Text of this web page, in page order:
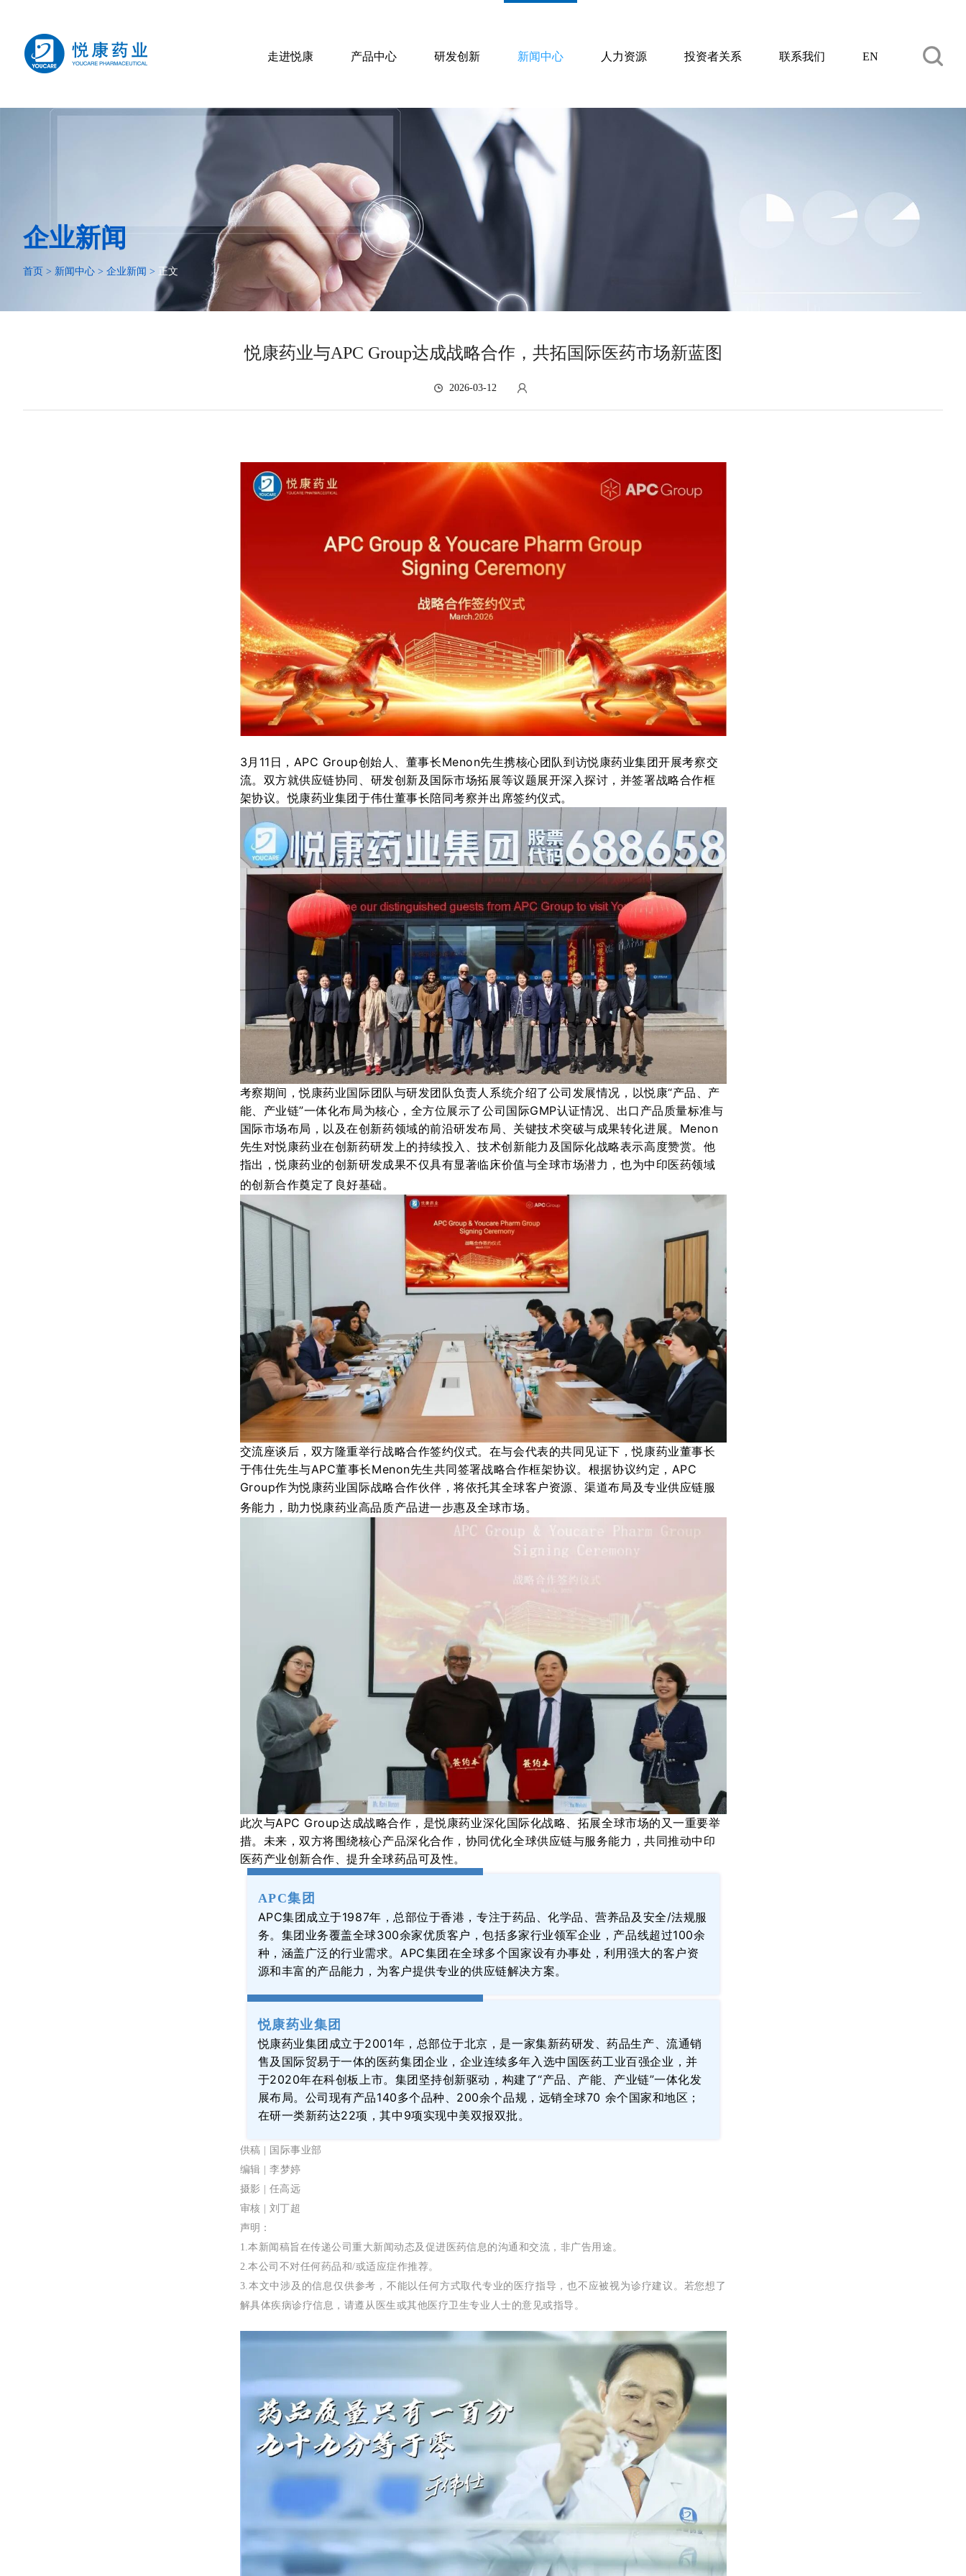
走进悦康 产品中心 研发创新 新闻中心 人力资源 投资者关系 联系我们 EN
企业新闻
首页 > 新闻中心 > 企业新闻 > 正文
悦康药业与APC Group达成战略合作，共拓国际医药市场新蓝图
2026-03-12
3月11日，APC Group创始人 董事长Menon先生携核心团队到访悦康药业集团开展考察交
流。 双方就供应链协同、 研发创新及国际市场拓展等议题展开深入探讨，并签署战略合作框
架协议。悦康药业集团于伟仕董事长陪同考察并出席签约仪式。
考察期间 ，悦康药业国际团队与研发团队负责人 系统介绍了公司 发展情况 ， 以悦康“产品
产
能
产业链”一体化布局为核心 ， 全方位展示了公司国际GMP认证情况 出口产品质量标准与
国际市场布局 ， 以及在创新药领域的前沿研发布局 关键技术突破与成果转化进展。 Menon
先生对悦康药业在创新药研发上的持续投入、技术创新能力及国际化战略表示高度赞赏。他
指出 ，悦康药业的创新研发成果不仅具有显著临床价值与全球市场潜力， 也为中印医药领域
的创新合作奠定了良好基础。
交流座谈后， 双方隆重举行战略合作签约仪式。 在与会代表的共同见证下，悦康药业董事长
于伟仕先生与APC董事长Menon先生共同签署战略合作框架协议。 根据协议约定，APC
Group作为悦康药业国际战略合作伙伴，将依托其全球客户资源、渠道布局及专业供应链服
务能力，助力悦康药业高品质产品进一步惠及全球市场。
此次与APC Group达成战略合作，是悦康药业深化国际化战略、拓展全球市场的 又一重要举
措。 未来，双方将围绕核心产品深化合作，协同优化全球供应链与服务能力 ，共同推动中印
医药产业创新合作、提升全球药品可及性。
APC集团
APC集团成立于1987年 ， 总部位于香港，专注于药品、化学品、营养品及安全/法规服
务。 集团业务覆盖全球300余家优质客户，包括多家行业领军企业，产品线超过100余
种，涵盖广泛的行业需求。APC集团在全球多个国家设有办事处，利用强大的客户资
源和丰富的产品能力， 为客户提供专业的供应链解决方案。
悦康药业集团
悦康药业集团 成立于2001年，总部位于北京，是一家集新药研发、药品生产、流通销
售及国际贸易于一体的医药集团企业 ， 企业连续多年 入选中国医药工业百强企业 ，并
于2020年在科创板 上市。 集团坚持创新驱动，构建了“产品、产能、产业链”一体化发
展布局。 公司现有产品140多个品种、200余个品规 ，远销全球70 余个国家和地区；
在研一类新药达22项，其中9项实现中美双报双批。
供稿 | 国际事业部
编辑 | 李梦婷
摄影 | 任高远
审核 | 刘丁超
声明：
1 .本新闻稿旨在传递公司重大新闻动态及促进医药信息的沟通和交流，非广告用途。
2.本公司不对任何药品和/或适应症作推荐。
3.本文中涉及的信息仅供参考，不能以任何方式取代专业的医疗指导，也不应被视为诊疗建议。若您想了
解具体疾病诊疗信息，请遵从医生或其他医疗卫生专业人士的意见或指导。